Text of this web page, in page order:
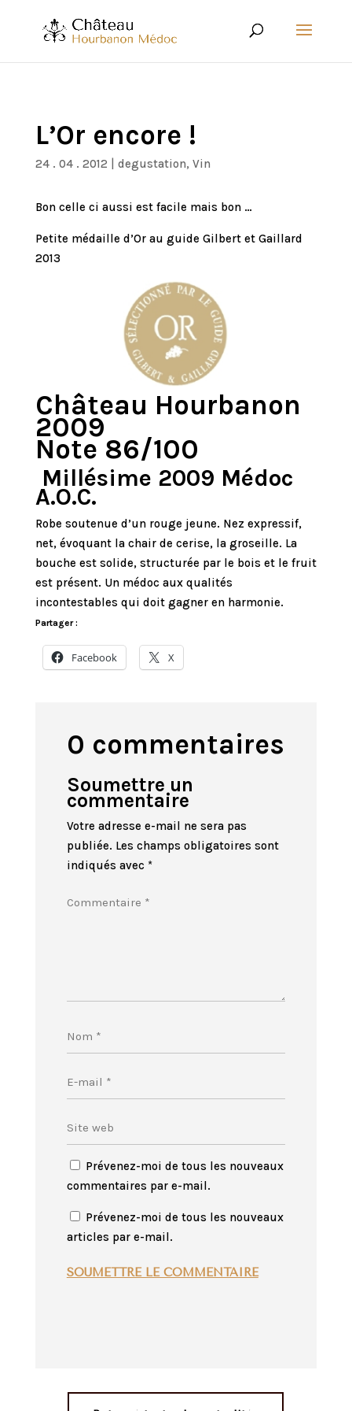
L’Or encore !
24 . 04 . 2012 degustation, Vin
Bon celle ci aussi est facile mais bon …
Petite médaille d’Or au guide Gilbert et Gaillard
2013
Château Hourbanon
2009
Note 86/100
Millésime 2009 Médoc
A.O.C.
Robe soutenue d’un rouge jeune. Nez expressif,
net, évoquant la chair de cerise, la groseille. La
bouche est solide, structurée par le bois et le fruit
est présent. Un médoc aux qualités
incontestables qui doit gagner en harmonie.
Partager :
Facebook X
0 commentaires
Soumettre un
commentaire
Votre adresse e-mail ne sera pas
publiée. Les champs obligatoires sont
indiqués avec *
Prévenez-moi de tous les nouveaux
commentaires par e-mail.
Prévenez-moi de tous les nouveaux
articles par e-mail.
SOUMETTRE LE COMMENTAIRE